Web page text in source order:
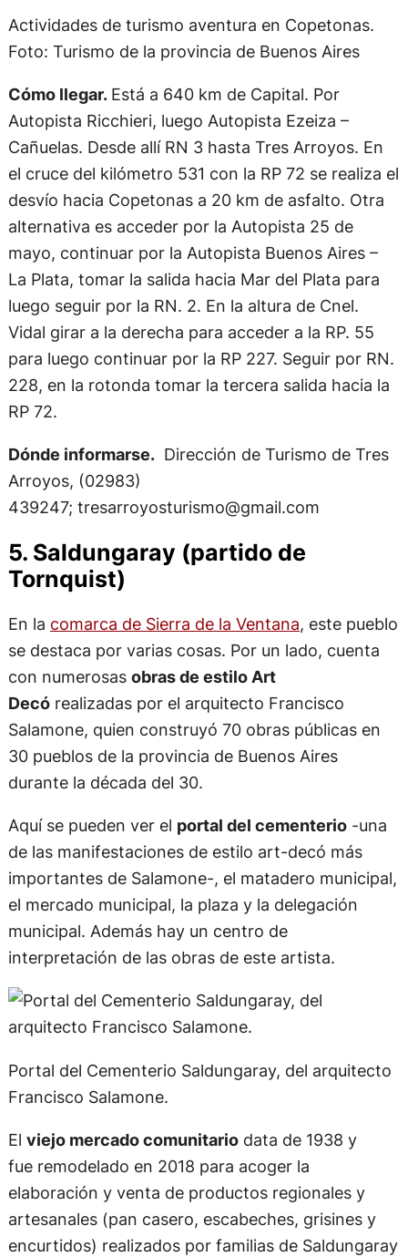
Actividades de turismo aventura en Copetonas.
Foto: Turismo de la provincia de Buenos Aires
Cómo llegar. Está a 640 km de Capital. Por
Autopista Ricchieri, luego Autopista Ezeiza –
Cañuelas. Desde allí RN 3 hasta Tres Arroyos. En
el cruce del kilómetro 531 con la RP 72 se realiza el
desvío hacia Copetonas a 20 km de asfalto. Otra
alternativa es acceder por la Autopista 25 de
mayo, continuar por la Autopista Buenos Aires –
La Plata, tomar la salida hacia Mar del Plata para
luego seguir por la RN. 2. En la altura de Cnel.
Vidal girar a la derecha para acceder a la RP. 55
para luego continuar por la RP 227. Seguir por RN.
228, en la rotonda tomar la tercera salida hacia la
RP 72.
Dónde informarse.Dirección de Turismo de Tres
Arroyos, (02983)
439247; tresarroyosturismo@gmail.com
5. Saldungaray (partido de
Tornquist)
En la comarca de Sierra de la Ventana, este pueblo
se destaca por varias cosas. Por un lado, cuenta
con numerosas obras de estilo Art
Decórealizadas por el arquitecto Francisco
Salamone, quien construyó 70 obras públicas en
30 pueblos de la provincia de Buenos Aires
durante la década del 30.
Aquí se pueden ver el portal del cementerio-una
de las manifestaciones de estilo art-decó más
importantes de Salamone-, el matadero municipal,
el mercado municipal, la plaza y la delegación
municipal. Además hay un centro de
interpretación de las obras de este artista.
Portal del Cementerio Saldungaray, del arquitecto
Francisco Salamone.
El viejo mercado comunitariodata de 1938 y
fue remodelado en 2018 para acoger la
elaboración y venta de productos regionales y
artesanales (pan casero, escabeches, grisines y
encurtidos) realizados por familias de Saldungaray